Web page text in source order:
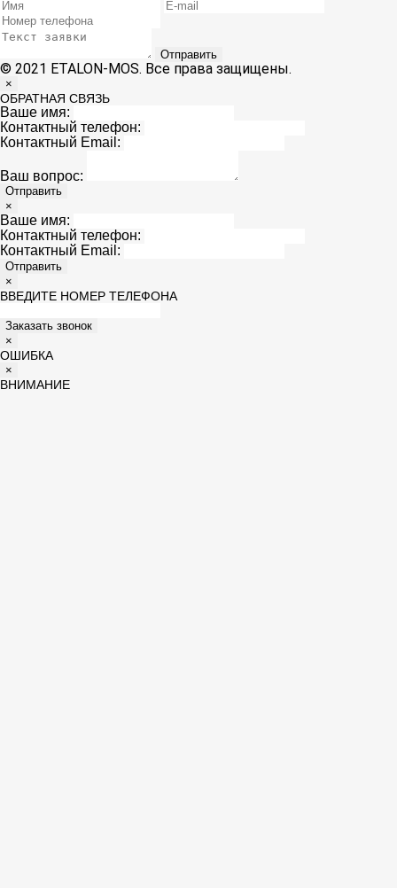
Отправить
© 2021 ETALON-MOS. Все права защищены.
×
ОБРАТНАЯ СВЯЗЬ
Ваше имя:
Контактный телефон:
Контактный Email:
Ваш вопрос:
Отправить
×
Ваше имя:
Контактный телефон:
Контактный Email:
Отправить
×
ВВЕДИТЕ НОМЕР ТЕЛЕФОНА
Заказать звонок
×
ОШИБКА
×
ВНИМАНИЕ